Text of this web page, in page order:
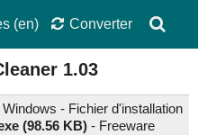
(en) Converter
1.03
Windows - Fichier d'installation
(98.56 KB) - Freeware